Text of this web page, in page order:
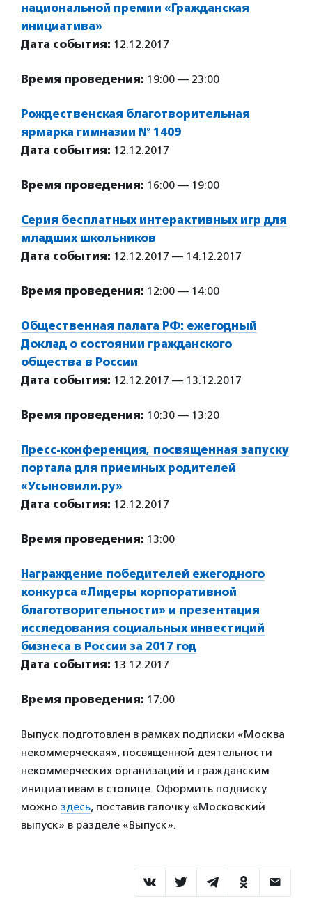
национальной премии «Гражданская
инициатива»
Дата события: 12.12.2017
Время проведения: 19:00 — 23:00
Рождественская благотворительная
ярмарка гимназии № 1409
Дата события: 12.12.2017
Время проведения: 16:00 — 19:00
Серия бесплатных интерактивных игр для
младших школьников
Дата события: 12.12.2017 — 14.12.2017
Время проведения: 12:00 — 14:00
Общественная палата РФ: ежегодный
Доклад о состоянии гражданского
общества в России
Дата события: 12.12.2017 — 13.12.2017
Время проведения: 10:30 — 13:20
Пресс-конференция, посвященная запуску
портала для приемных родителей
«Усыновили.ру»
Дата события: 12.12.2017
Время проведения: 13:00
Награждение победителей ежегодного
конкурса «Лидеры корпоративной
благотворительности» и презентация
исследования социальных инвестиций
бизнеса в России за 2017 год
Дата события: 13.12.2017
Время проведения: 17:00
Выпуск подготовлен в рамках подписки «Москва
некоммерческая», посвященной деятельности
некоммерческих организаций и гражданским
инициативам в столице. Оформить подписку
можно здесь, поставив галочку «Московский
выпуск» в разделе «Выпуск».